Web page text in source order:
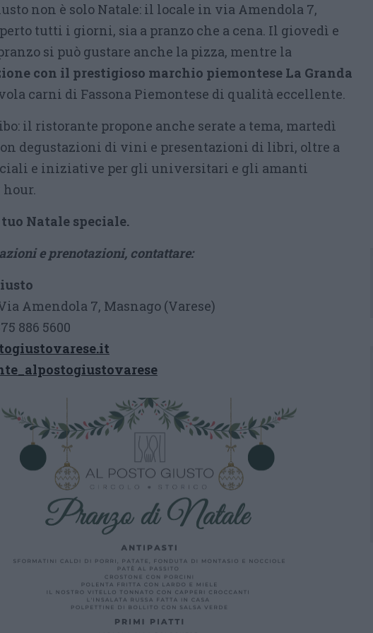
non è solo Natale: il locale in via Amendola 7,
tutti i giorni, sia a pranzo che a cena. Il giovedì e
si può gustare anche la pizza, mentre la
con il prestigioso marchio piemontese La Granda
carni di Fassona Piemontese di qualità eccellente.
il ristorante propone anche serate a tema, martedì
degustazioni di vini e presentazioni di libri, oltre a
e iniziative per gli universitari e gli amanti
hour.
Natale speciale.
e prenotazioni, contattare:
Amendola 7, Masnago (Varese)
886 5600